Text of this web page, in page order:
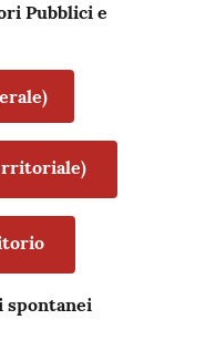
Pubblici e
spontanei